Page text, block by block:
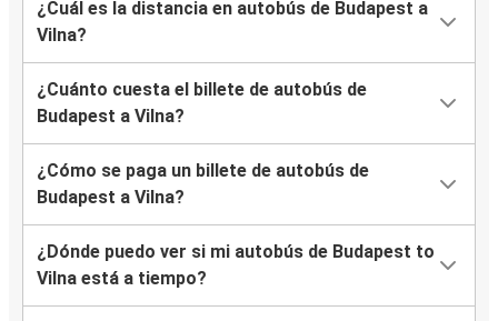
¿Cuál es la distancia en autobús de Budapest a
Vilna?
¿Cuánto cuesta el billete de autobús de
Budapest a Vilna?
¿Cómo se paga un billete de autobús de
Budapest a Vilna?
¿Dónde puedo ver si mi autobús de Budapest to
Vilna está a tiempo?